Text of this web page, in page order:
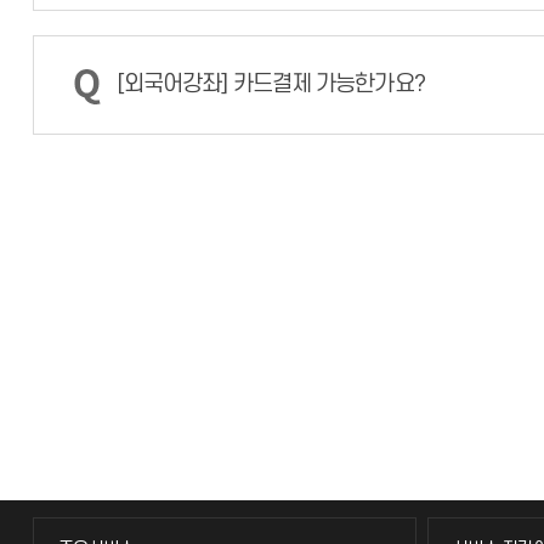
[외국어강좌] 카드결제 가능한가요?